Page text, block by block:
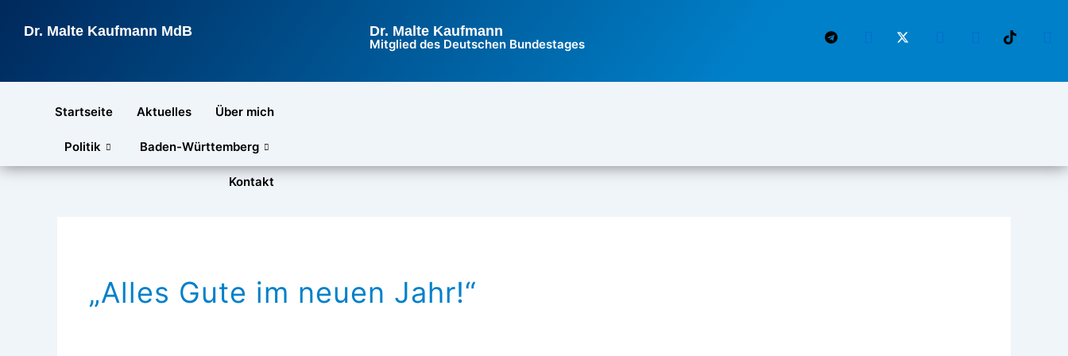
InhaltDr. Malte Kaufmann MdB Dr. Malte Kaufmann
Mitglied des Deutschen Bundestages
Startseite Aktuelles Über mich
Politik Baden-Württemberg
Kontakt
„Alles Gute im neuen Jahr!“